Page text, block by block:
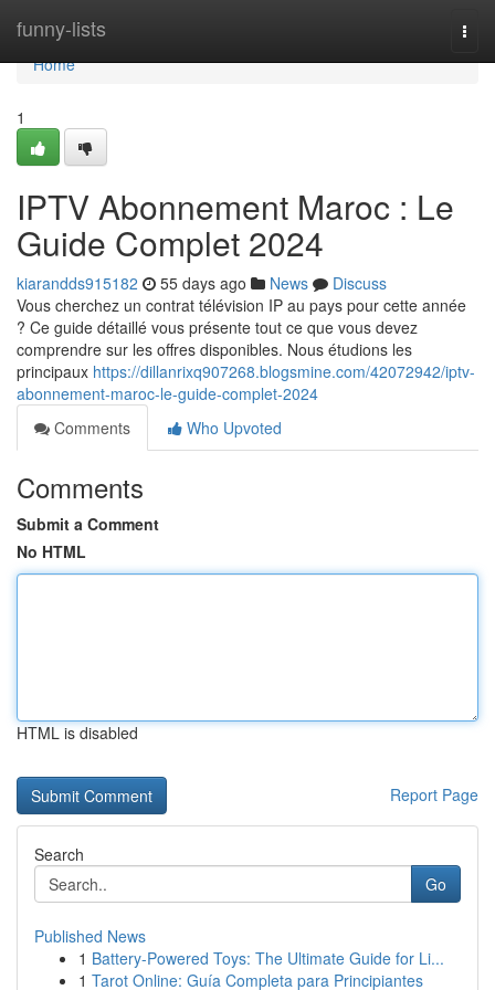
funny-lists
Home
Home
1
IPTV Abonnement Maroc : Le
Guide Complet 2024
kiarandds915182 55 days ago News
Discuss
Vous cherchez un contrat télévision IP au pays pour cette année
? Ce guide détaillé vous présente tout ce que vous devez
comprendre sur les offres disponibles. Nous étudions les
principaux https://dillanrixq907268.blogsmine.com/42072942/iptv-
abonnement-maroc-le-guide-complet-2024
Comments
Who Upvoted
Comments
Submit a Comment
No HTML
HTML is disabled
Report Page
Search
Go
Published News
1 Battery-Powered Toys: The Ultimate Guide for Li...
1 Tarot Online: Guía Completa para Principiantes